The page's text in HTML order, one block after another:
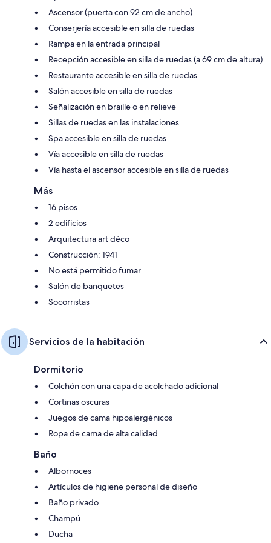
Ascensor (puerta con 92 cm de ancho)
Conserjería accesible en silla de ruedas
Rampa en la entrada principal
Recepción accesible en silla de ruedas (a 69 cm de altura)
Restaurante accesible en silla de ruedas
Salón accesible en silla de ruedas
Señalización en braille o en relieve
Sillas de ruedas en las instalaciones
Spa accesible en silla de ruedas
Vía accesible en silla de ruedas
Vía hasta el ascensor accesible en silla de ruedas
Más
16 pisos
2 edificios
Arquitectura art déco
Construcción: 1941
No está permitido fumar
Salón de banquetes
Socorristas
Servicios de la habitación
Dormitorio
Colchón con una capa de acolchado adicional
Cortinas oscuras
Juegos de cama hipoalergénicos
Ropa de cama de alta calidad
Baño
Albornoces
Artículos de higiene personal de diseño
Baño privado
Champú
Ducha